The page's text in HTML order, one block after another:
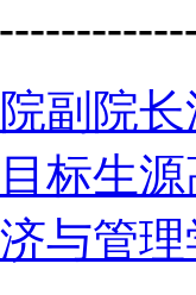
副院
标生
与管